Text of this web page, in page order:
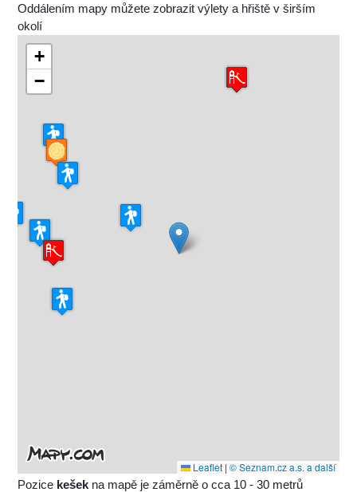
Oddálením mapy můžete zobrazit výlety a hřiště v širším
okolí
+
−
Leaflet | © Seznam.cz a.s. a další
Pozice kešek na mapě je záměrně o cca 10 - 30 metrů